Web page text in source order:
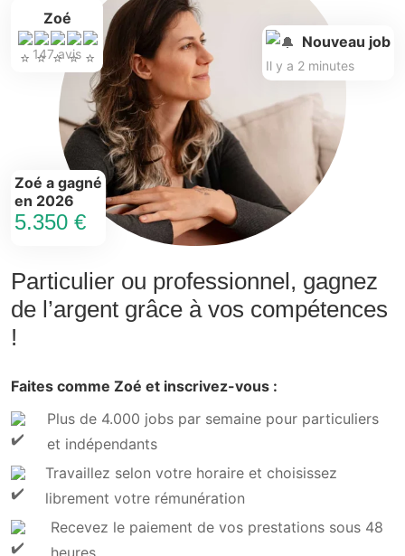
Particulier ou professionnel, gagnez
de l’argent grâce à vos compétences
!
Faites comme Zoé et inscrivez-vous :
Plus de 4.000 jobs par semaine pour particuliers
et indépendants
Travaillez selon votre horaire et choisissez
librement votre rémunération
Recevez le paiement de vos prestations sous 48
Zoé
147 avis
Zoé a gagné
en 2026
5.350 €
Nouveau job
Il y a 2 minutes